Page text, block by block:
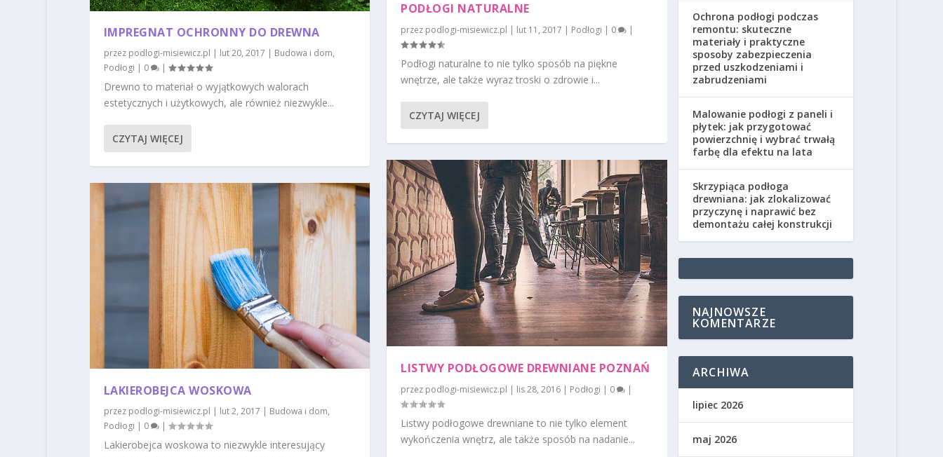
IMPREGNAT OCHRONNY DO DREWNA
przez podlogi-misiewicz.pl | lut 20, 2017 | Budowa i dom,
Podłogi | 0 |
Drewno to materiał o wyjątkowych walorach
estetycznych i użytkowych, ale również niezwykle...
CZYTAJ WIĘCEJ
LAKIEROBEJCA WOSKOWA
przez podlogi-misiewicz.pl | lut 2, 2017 | Budowa i dom,
Podłogi | 0 |
Lakierobejca woskowa to niezwykle interesujący
PODŁOGI NATURALNE
przez podlogi-misiewicz.pl lut 11, 2017 Podłogi 0
Podłogi naturalne to nie tylko sposób na piękne
wnętrze, ale także wyraz troski o zdrowie i...
CZYTAJ WIĘCEJ
LISTWY PODŁOGOWE DREWNIANE POZNAŃ
przez podlogi-misiewicz.pl | lis 28, 2016 | Podłogi | 0 |
Listwy podłogowe drewniane to nie tylko element
wykończenia wnętrz, ale także sposób na nadanie...
Ochrona podłogi podczas
remontu: skuteczne
materiały i praktyczne
sposoby zabezpieczenia
przed uszkodzeniami i
zabrudzeniami
Malowanie podłogi z paneli i
płytek: jak przygotować
powierzchnię i wybrać trwałą
farbę dla efektu na lata
Skrzypiąca podłoga
drewniana: jak zlokalizować
przyczynę i naprawić bez
demontażu całej konstrukcji
NAJNOWSZE
KOMENTARZE
ARCHIWA
lipiec 2026
maj 2026